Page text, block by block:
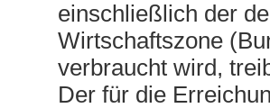
einschließlich der
Wirtschaftszone
verbraucht wird,
Der für die